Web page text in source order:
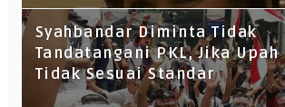
Syahbandar Diminta Tidak
Tandatangani PKL, Jika
Tidak Sesuai Standar